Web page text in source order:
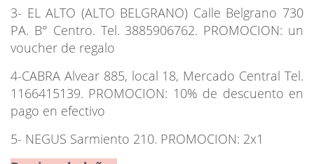
3- EL ALTO (ALTO BELGRANO) Calle Belgrano 730
PA. B° Centro. Tel. 3885906762. PROMOCION: un
voucher de regalo
4-CABRA Alvear 885, local 18, Mercado Central Tel.
1166415139. PROMOCION: 10% de descuento en
pago en efectivo
5- NEGUS Sarmiento 210. PROMOCION: 2x1